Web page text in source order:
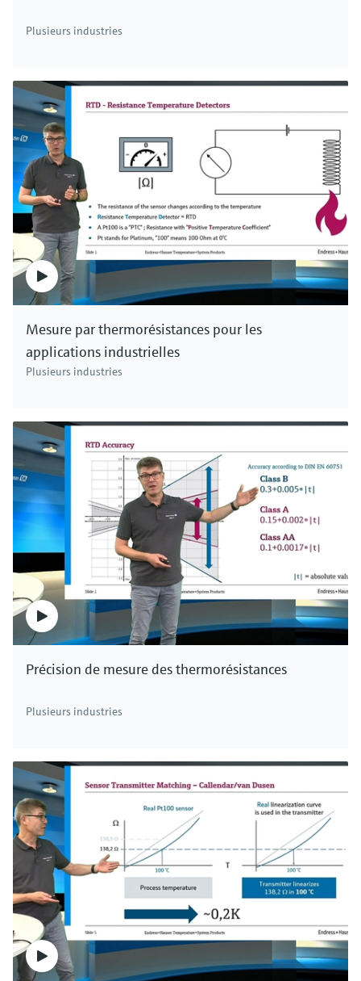
Plusieurs industries
Mesure par thermorésistances pour les
applications industrielles
Plusieurs industries
Précision de mesure des thermorésistances
Plusieurs industries